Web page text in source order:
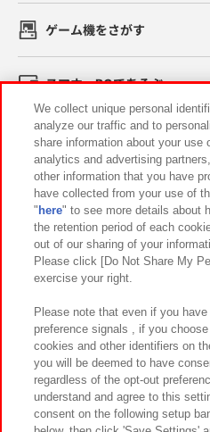
ゲーム機をさがす
スマホ・PCであそぶ
イベント・キャンペーン
関連会社 サステナビリ
プライバシーポリシー ウェブ
お取引先さまとともに
カスタマーハラスメント対応方針
We collect unique personal
analyze our traffic and to
share information about your use
analytics and advertising
other information that you have
have collected from your use of
" here" to see more details about
the retention period of each
out of our sharing of your
Please click [Do Not Share My
exercise your right.
Please note that even if you
preference signals , if you
cookies and other identifiers on
you will be deemed to have
regardless of the opt-out
understand and agree to this
consent on the following setup